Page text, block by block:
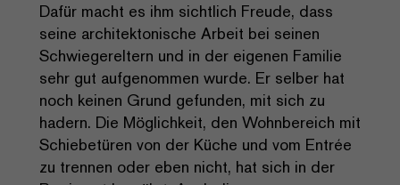
Dafür macht es ihm sichtlich Freude, dass
seine architektonische Arbeit bei seinen
Schwiegereltern und in der eigenen Familie
sehr gut aufgenommen wurde. Er selber hat
noch keinen Grund gefunden, mit sich zu
hadern. Die Möglichkeit, den Wohnbereich mit
Schiebetüren von der Küche und vom Entrée
zu trennen oder eben nicht, hat sich in der